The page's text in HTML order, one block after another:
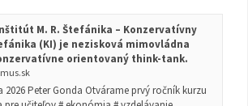
M. R. Štefánika – Konzervatívny
(KI) je nezisková mimovládna
orientovaný think-tank.
2026 Peter Gonda Otvárame prvý ročník kurzu